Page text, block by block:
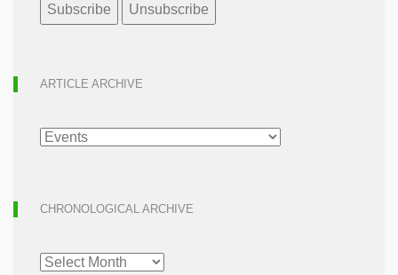
ARTICLE ARCHIVE
ARTICLE
ARCHIVE
CHRONOLOGICAL ARCHIVE
CHRONOLOGICAL
ARCHIVE